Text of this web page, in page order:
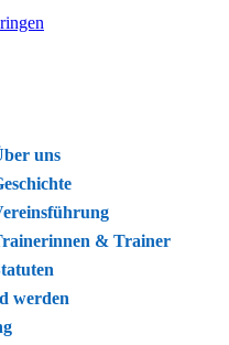
Bregenz
uns
& Trainer
werden